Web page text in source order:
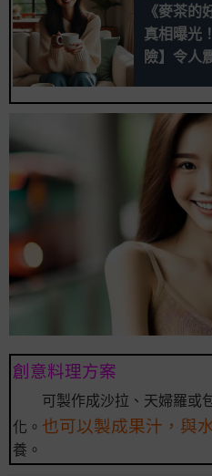
《麥茶的
真相曝光
險】令人
創意料理方案
可製作成沙拉、天婦羅或
化。 也可以製成果汁，與
養。